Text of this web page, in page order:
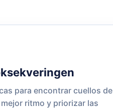
para encontrar cuellos de
ritmo y priorizar las